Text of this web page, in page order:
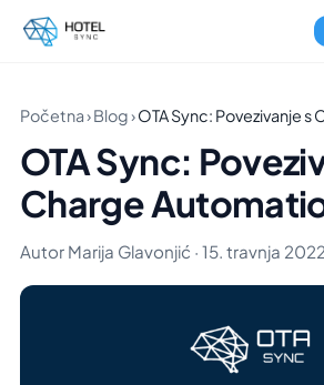
Početna›Blog›OTA Sync: Povezivanje
OTA Sync:
Charge
Autor Marija Glavonjić · 15. travnja